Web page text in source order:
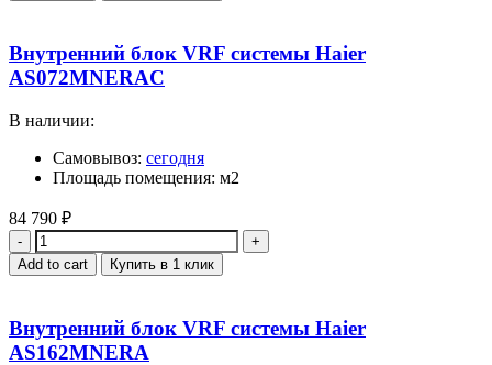
Внутренний блок VRF системы Haier
AS072MNERAC
В наличии:
Самовывоз: сегодня
Площадь помещения: м2
84 790 ₽
Quantity
Add to cart Купить в 1 клик
Внутренний блок VRF системы Haier
AS162MNERA